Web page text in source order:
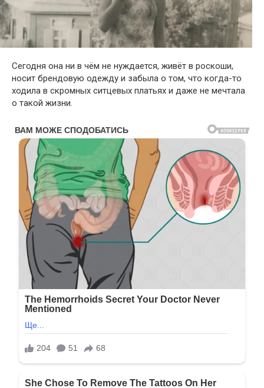
Сегодня она ни в чём не нуждается, живёт в роскоши,
носит брендовую одежду и забыла о том, что когда-то
ходила в скромных ситцевых платьях и даже не мечтала
о такой жизни.